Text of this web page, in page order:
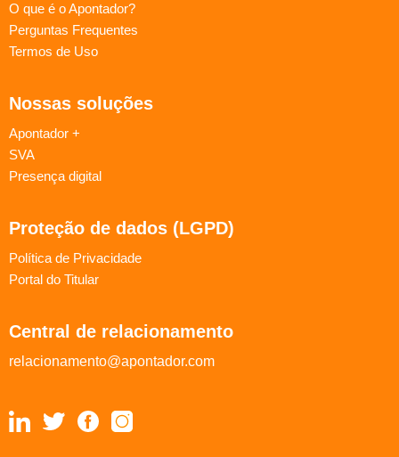
O que é o Apontador?
Perguntas Frequentes
Termos de Uso
Nossas soluções
Apontador +
SVA
Presença digital
Proteção de dados (LGPD)
Política de Privacidade
Portal do Titular
Central de relacionamento
relacionamento@apontador.com